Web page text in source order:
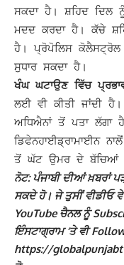
ਸਕਦਾ ਹੈ। ਸ਼ਹਿਦ ਦਿਲ
ਮਦਦ ਕਰਦਾ ਹੈ। ਕੱਚੇ
ਹੈ। ਪ੍ਰੋਪੋਲਿਸ
ਸੁਧਾਰ ਸਕਦਾ ਹੈ।
ਖੰਘ ਘਟਾਉਣ ਵਿੱਚ
ਲਈ ਵੀ ਕੀਤੀ ਜਾਂਦੀ ਹੈ।
ਅਧਿਐਨਾਂ ਤੋਂ ਪਤਾ ਲੱਗਾ
ਡਿਫੇਨਹਾਈਡ੍ਰਾਮਾਈਨ
ਤੋਂ ਘੱਟ ਉਮਰ ਦੇ ਬੱਚਿਆਂ ਨੂੰ
ਨੋਟ: ਪੰਜਾਬੀ ਦੀਆਂ ਖ਼ਬਰਾਂ
ਸਕਦੇ ਹੋ। ਜੇ ਤੁਸੀਂ ਵੀਡੀਓ
YouTube ਚੈਨਲ ਨੂੰ
ਇੰਸਟਾਗ੍ਰਾਮ ‘ਤੇ ਵੀ
https://